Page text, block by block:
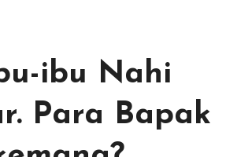
ibu Nahi
Para Bapak